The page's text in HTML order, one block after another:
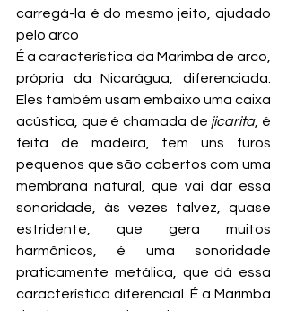
carregá-la é do mesmo jeito, ajudado
pelo arco
É a característica da Marimba de arco,
própria da Nicarágua, diferenciada.
Eles também usam embaixo uma caixa
acústica, que é chamada de jicarita, é
feita de madeira, tem uns furos
pequenos que são cobertos com uma
membrana natural, que vai dar essa
sonoridade, às vezes talvez, quase
estridente, que gera muitos
harmônicos, é uma sonoridade
praticamente metálica, que dá essa
característica diferencial. É a Marimba